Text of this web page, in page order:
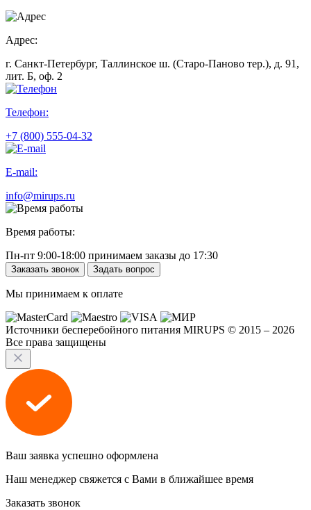
Адрес:
г. Санкт-Петербург, Таллинское ш. (Старо-Паново тер.), д. 91,
лит. Б, оф. 2
Телефон:
+7 (800) 555-04-32
E-mail:
info@mirups.ru
Время работы:
Пн-пт 9:00-18:00 принимаем заказы до 17:30
Заказать звонок Задать вопрос
Мы принимаем к оплате
Источники бесперебойного питания MIRUPS © 2015 – 2026
Все права защищены
Ваш заявка успешно оформлена
Наш менеджер свяжется с Вами в ближайшее время
Заказать звонок